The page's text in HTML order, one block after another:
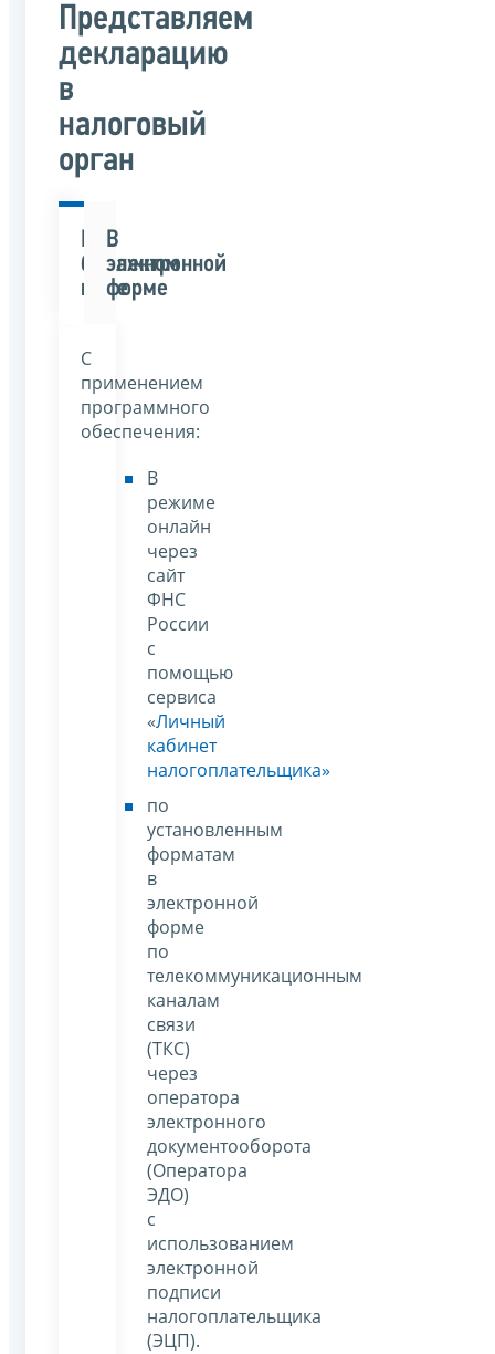
Представляем
декларацию
в
налоговый
орган
В
бумажном
виде
В
электронной
форме
С
применением
программного
обеспечения:
В
режиме
онлайн
через
сайт
ФНС
России
с
помощью
сервиса
«Личный
кабинет
налогоплательщика»
по
установленным
форматам
в
электронной
форме
по
телекоммуникационным
каналам
связи
(ТКС)
через
оператора
электронного
документооборота
(Оператора
ЭДО)
с
использованием
электронной
подписи
налогоплательщика
(ЭЦП).